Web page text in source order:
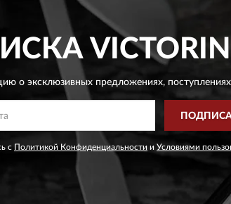
о эксклюзивных предложениях,
с Политикой Конфиденциальности и Условиями